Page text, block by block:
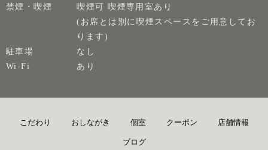
禁煙・喫煙
喫煙可 喫煙専用室あり
(お席とは別に喫煙スペースをご用意してお
ります)
駐車場
なし
Wi-Fi
あり
こだわり おしながき 個室 クーポン 店舗情報
ブログ